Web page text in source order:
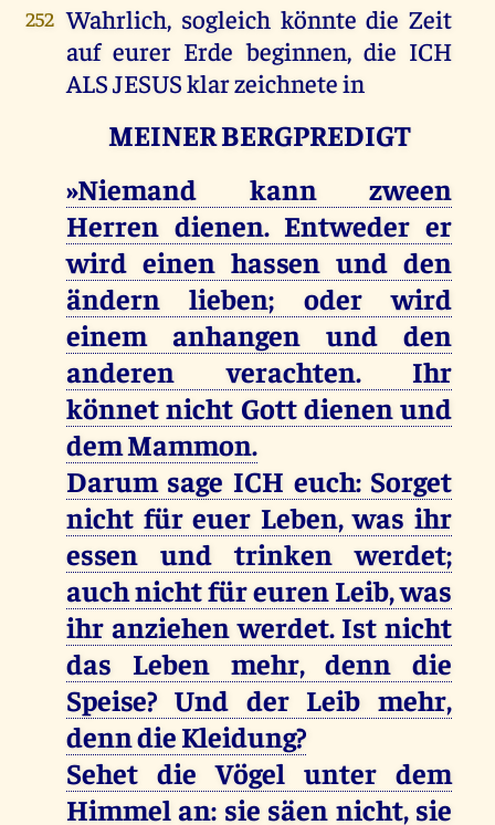
252 Wahrlich, sogleich könnte die Zeit
auf eurer Erde beginnen, die ICH
ALS JESUS klar zeichnete in
MEINER BERGPREDIGT
»Niemand kann zween
Herren dienen. Entweder er
wird einen hassen und den
ändern lieben; oder wird
einem anhangen und den
anderen verachten. Ihr
könnet nicht Gott dienen und
dem Mammon.
Darum sage ICH euch: Sorget
nicht für euer Leben, was ihr
essen und trinken werdet;
auch nicht für euren Leib, was
ihr anziehen werdet. Ist nicht
das Leben mehr, denn die
Speise? Und der Leib mehr,
denn die Kleidung?
Sehet die Vögel unter dem
Himmel an: sie säen nicht, sie